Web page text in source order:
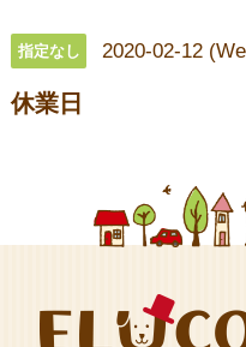
指定なし 2020-02-12
休業日